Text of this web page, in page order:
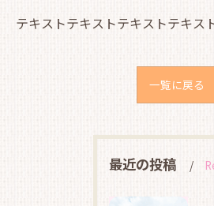
テキストテキストテキストテキス
一覧に戻る
最近の投稿